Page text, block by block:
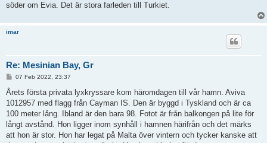
söder om Evia. Det är stora farleden till Turkiet.
imar
Re: Mesinian Bay, Gr
P
s
07 Feb 2022, 23:37
Årets första privata lyxkryssare kom häromdagen till vår hamn. Aviva
1012957 med flagg från Cayman IS. Den är byggd i Tyskland och är ca
100 meter lång. Ibland är den bara 98. Fotot är från balkongen på lite för
långt avstånd. Hon ligger inom synhåll i hamnen härifrån och det märks
att hon är stor. Hon har legat på Malta över vintern och tycker kanske att